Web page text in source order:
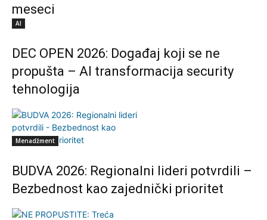
meseci
AI
DEC OPEN 2026: Događaj koji se ne
propušta – AI transformacija security
tehnologija
Menadžment
BUDVA 2026: Regionalni lideri potvrdili –
Bezbednost kao zajednički prioritet